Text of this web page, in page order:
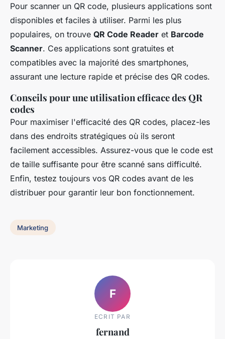
Pour scanner un QR code, plusieurs applications sont
disponibles et faciles à utiliser. Parmi les plus
populaires, on trouve QR Code Reader et Barcode
Scanner. Ces applications sont gratuites et
compatibles avec la majorité des smartphones,
assurant une lecture rapide et précise des QR codes.
Conseils pour une utilisation efficace des QR
codes
Pour maximiser l'efficacité des QR codes, placez-les
dans des endroits stratégiques où ils seront
facilement accessibles. Assurez-vous que le code est
de taille suffisante pour être scanné sans difficulté.
Enfin, testez toujours vos QR codes avant de les
distribuer pour garantir leur bon fonctionnement.
Marketing
F
ECRIT PAR
fernand